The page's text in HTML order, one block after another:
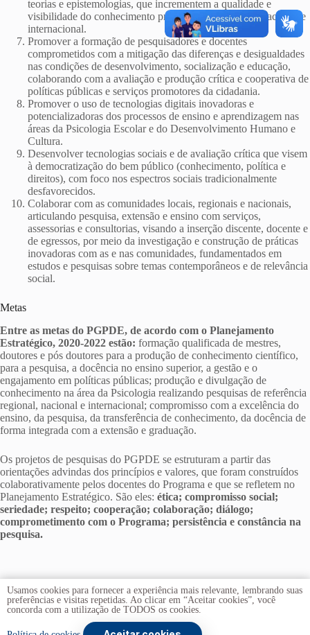
teorias e epistemologias, que incrementem a qualidade e
visibilidade do conhecimento produzido, no contexto nacional e
internacional.
Promover a formação de pesquisadores e docentes
comprometidos com a mitigação das diferenças e desigualdades
nas condições de desenvolvimento, socialização e educação,
colaborando com a avaliação e produção crítica e cooperativa de
políticas públicas e serviços promotores da cidadania.
Promover o uso de tecnologias digitais inovadoras e
potencializadoras dos processos de ensino e aprendizagem nas
áreas da Psicologia Escolar e do Desenvolvimento Humano e
Cultura.
Desenvolver tecnologias sociais e de avaliação crítica que visem
à democratização do bem público (conhecimento, política e
direitos), com foco nos espectros sociais tradicionalmente
desfavorecidos.
Colaborar com as comunidades locais, regionais e nacionais,
articulando pesquisa, extensão e ensino com serviços,
assessorias e consultorias, visando a inserção discente, docente e
de egressos, por meio da investigação e construção de práticas
inovadoras com as e nas comunidades, fundamentados em
estudos e pesquisas sobre temas contemporâneos e de relevância
social.
Metas
Entre as metas do PGPDE, de acordo com o Planejamento
Estratégico, 2020-2022 estão: formação qualificada de mestres,
doutores e pós doutores para a produção de conhecimento científico,
para a pesquisa, a docência no ensino superior, a gestão e o
engajamento em políticas públicas; produção e divulgação de
conhecimento na área da Psicologia realizando pesquisas de referência
regional, nacional e internacional; compromisso com a excelência do
ensino, da pesquisa, da transferência de conhecimento, da docência de
forma integrada com a extensão e graduação.
Os projetos de pesquisas do PGPDE se estruturam a partir das
orientações advindas dos princípios e valores, que foram construídos
colaborativamente pelos docentes do Programa e que se refletem no
Planejamento Estratégico. São eles: ética; compromisso social;
seriedade; respeito; cooperação; colaboração; diálogo;
comprometimento com o Programa; persistência e constância na
pesquisa.
Usamos cookies para fornecer a experiência mais relevante, lembrando suas
preferências e visitas repetidas. Ao clicar em “Aceitar cookies”, você
concorda com a utilização de TODOS os cookies.